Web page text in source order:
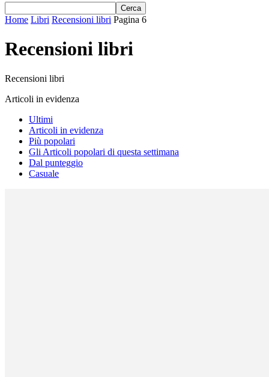
Home Libri Recensioni libri Pagina 6
Recensioni libri
Recensioni libri
Articoli in evidenza
Ultimi
Articoli in evidenza
Più popolari
Gli Articoli popolari di questa settimana
Dal punteggio
Casuale